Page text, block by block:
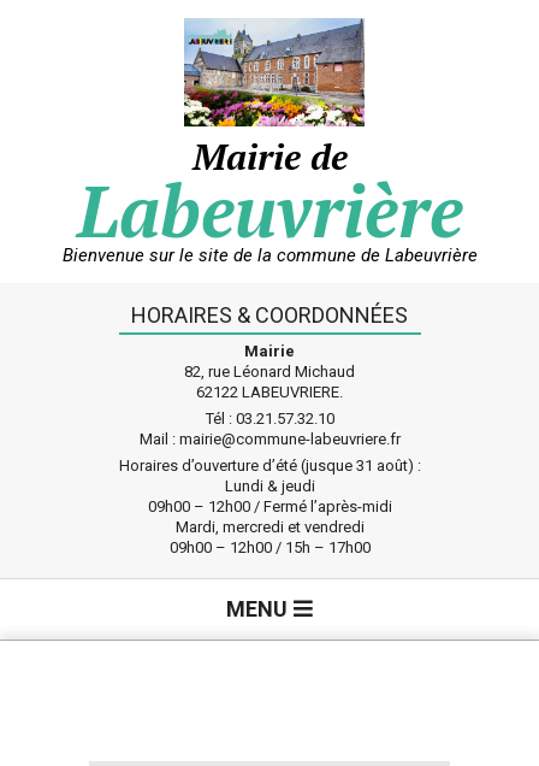
Mairie de
Labeuvrière
Bienvenue sur le site de la commune de Labeuvrière
HORAIRES & COORDONNÉES
Mairie
82, rue Léonard Michaud
62122 LABEUVRIERE.
Tél : 03.21.57.32.10
Mail : mairie@commune-labeuvriere.fr
Horaires d’ouverture d’été (jusque 31 août) :
Lundi & jeudi
09h00 – 12h00 / Fermé l’après-midi
Mardi, mercredi et vendredi
09h00 – 12h00 / 15h – 17h00
MENU